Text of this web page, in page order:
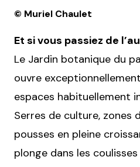
© Muriel Chaulet
Et si vous passiez de
Le Jardin botanique du
ouvre
espaces habituellement
Serres de culture, zones
pousses en pleine
plonge dans les